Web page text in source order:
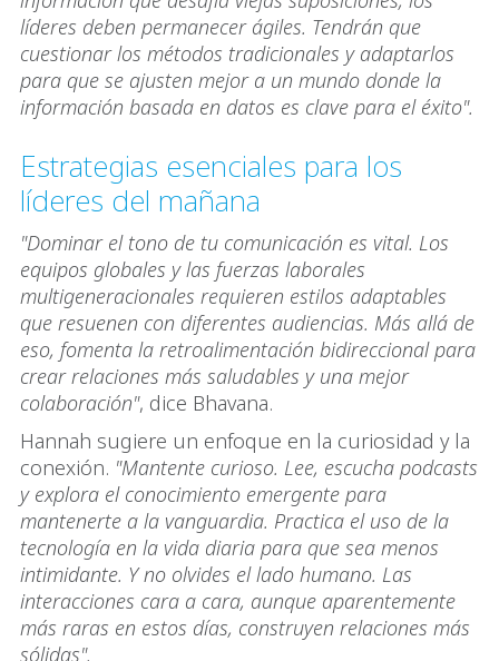
líderes deben permanecer ágiles. Tendrán que
cuestionar los métodos tradicionales y adaptarlos
para que se ajusten mejor a un mundo donde la
información basada en datos es clave para el éxito".
Estrategias esenciales para los
líderes del mañana
"Dominar el tono de tu comunicación es vital. Los
equipos globales y las fuerzas laborales
multigeneracionales requieren estilos adaptables
que resuenen con diferentes audiencias. Más allá de
eso, fomenta la retroalimentación bidireccional para
crear relaciones más saludables y una mejor
colaboración", dice Bhavana.
Hannah sugiere un enfoque en la curiosidad y la
conexión. "Mantente curioso. Lee, escucha podcasts
y explora el conocimiento emergente para
mantenerte a la vanguardia. Practica el uso de la
tecnología en la vida diaria para que sea menos
intimidante. Y no olvides el lado humano. Las
interacciones cara a cara, aunque aparentemente
más raras en estos días, construyen relaciones más
sólidas".